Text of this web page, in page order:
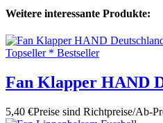
Weitere interessante Produkte:
Topseller * Bestseller
Fan Klapper HAND
5,40 €Preise sind Richtpreise/Ab-